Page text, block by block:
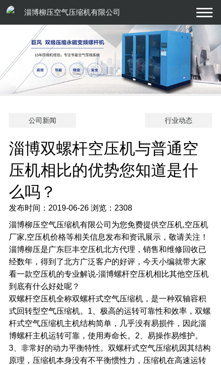
淄博柳压空气压缩机有限公司
公司新闻 行业动态
淄博双螺杆空压机与普通空
压机相比的优势您知道是什
么吗？
发布时间：2019-06-26 浏览：2308
淄博柳压空气压缩机有限公司为您免费提供空压机,空压机
厂家,空压机价格等相关信息发布和资讯展示，敬请关注！
淄博柳压是广东巨丰空压机北方代理，销售和维修回收已
经数年，得到了北方广泛客户的好评，今天小编就带大家
看一款空压机的专业解说-淄博螺杆空压机相比其他空压机
到底有什么好处呢？
双螺杆空压机全称双螺杆式空气压缩机，是一种双轴容积
式回转型空气压缩机。1、极高的运转可靠性和效率，双螺
杆式空气压缩机主机结构简单，几乎没有易损件，因此淄
博螺杆主机运转可靠，使用寿命长。2、易操作易维护。
3、非常好的动力平衡特性。双螺杆式空气压缩机因其结构
原理，压缩机本身没有不平衡惯性力，压缩机在高速运转